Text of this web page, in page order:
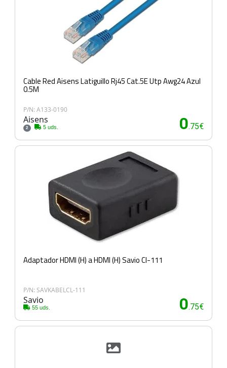
Cable Red Aisens Latiguillo Rj45 Cat.5E Utp Awg24 Azul
0.5M
P/N: A133-0190
Aisens
2 5 uds. 0.75€
Adaptador HDMI (H) a HDMI (H) Savio Cl-111
P/N: SAVKABELCL-111
Savio
55 uds. 0.75€